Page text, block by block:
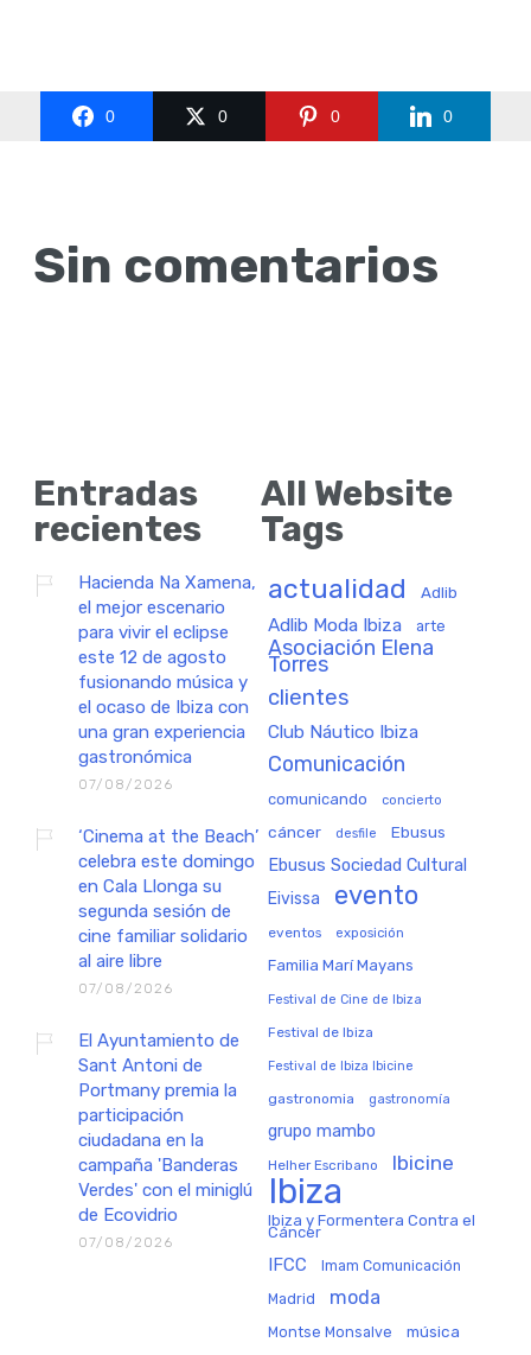
0 0 0 0
Sin comentarios
Entradas
recientes
Hacienda Na Xamena,
el mejor escenario
para vivir el eclipse
este 12 de agosto
fusionando música y
el ocaso de Ibiza con
una gran experiencia
gastronómica
07/08/2026
‘Cinema at the Beach’
celebra este domingo
en Cala Llonga su
segunda sesión de
cine familiar solidario
al aire libre
07/08/2026
El Ayuntamiento de
Sant Antoni de
Portmany premia la
participación
ciudadana en la
campaña 'Banderas
Verdes' con el miniglú
de Ecovidrio
07/08/2026
All Website
Tags
actualidad Adlib
Adlib Moda Ibiza arte
Asociación Elena
Torres
clientes
Club Náutico Ibiza
Comunicación
comunicando concierto
cáncer desfile Ebusus
Ebusus Sociedad Cultural
Eivissa evento
eventos exposición
Familia Marí Mayans
Festival de Cine de Ibiza
Festival de Ibiza
Festival de Ibiza Ibicine
gastronomia gastronomía
grupo mambo
Helher Escribano Ibicine
Ibiza
Ibiza y Formentera Contra el
Cáncer
IFCC Imam Comunicación
Madrid moda
Montse Monsalve música